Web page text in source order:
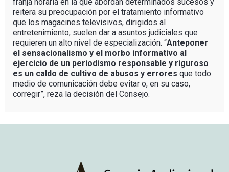
reitera su preocupación por el tratamiento informativo
que los magacines televisivos, dirigidos al
entretenimiento, suelen dar a asuntos judiciales que
requieren un alto nivel de especialización. “Anteponer
el sensacionalismo y el morbo informativo al
ejercicio de un periodismo responsable y riguroso
es un caldo de cultivo de abusos y errores que todo
medio de comunicación debe evitar o, en su caso,
corregir”, reza la decisión del Consejo.